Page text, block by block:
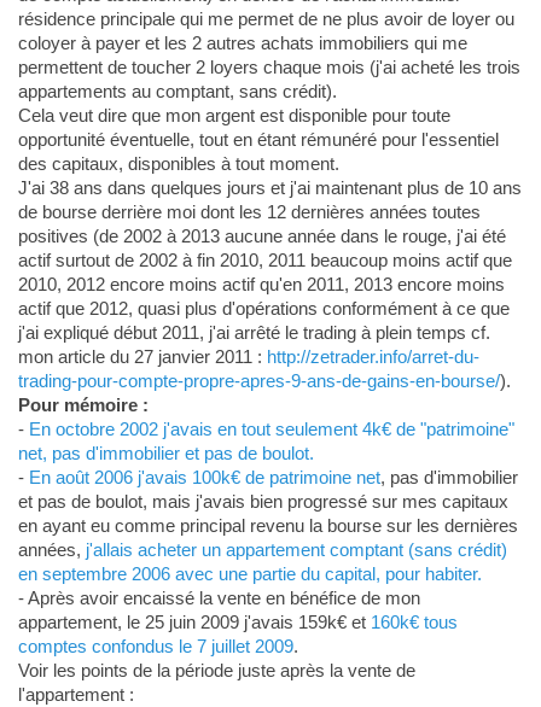
résidence principale qui me permet de ne plus avoir de loyer ou
coloyer à payer et les 2 autres achats immobiliers qui me
permettent de toucher 2 loyers chaque mois (j'ai acheté les trois
appartements au comptant, sans crédit).
Cela veut dire que mon argent est disponible pour toute
opportunité éventuelle, tout en étant rémunéré pour l'essentiel
des capitaux, disponibles à tout moment.
J'ai 38 ans dans quelques jours et j'ai maintenant plus de 10 ans
de bourse derrière moi dont les 12 dernières années toutes
positives (de 2002 à 2013 aucune année dans le rouge, j'ai été
actif surtout de 2002 à fin 2010, 2011 beaucoup moins actif que
2010, 2012 encore moins actif qu'en 2011, 2013 encore moins
actif que 2012, quasi plus d'opérations conformément à ce que
j'ai expliqué début 2011, j'ai arrêté le trading à plein temps cf.
mon article du 27 janvier 2011 : http://zetrader.info/arret-du-
trading-pour-compte-propre-apres-9-ans-de-gains-en-bourse/).
Pour mémoire :
- En octobre 2002 j'avais en tout seulement 4k€ de "patrimoine"
net, pas d'immobilier et pas de boulot.
- En août 2006 j'avais 100k€ de patrimoine net, pas d'immobilier
et pas de boulot, mais j'avais bien progressé sur mes capitaux
en ayant eu comme principal revenu la bourse sur les dernières
années, j'allais acheter un appartement comptant (sans crédit)
en septembre 2006 avec une partie du capital, pour habiter.
- Après avoir encaissé la vente en bénéfice de mon
appartement, le 25 juin 2009 j'avais 159k€ et 160k€ tous
comptes confondus le 7 juillet 2009.
Voir les points de la période juste après la vente de
l'appartement :